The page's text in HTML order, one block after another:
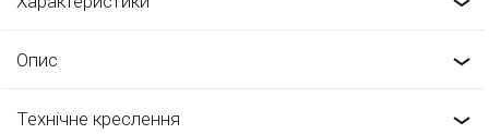
Опис
Технічне креслення